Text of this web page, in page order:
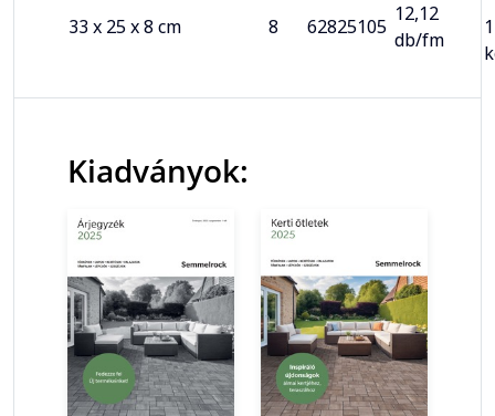
33 x 25 x 8 cm 8 62825105
12,12
db/fm
Kiadványok: